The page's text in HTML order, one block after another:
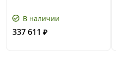
В наличии
337 611 ₽